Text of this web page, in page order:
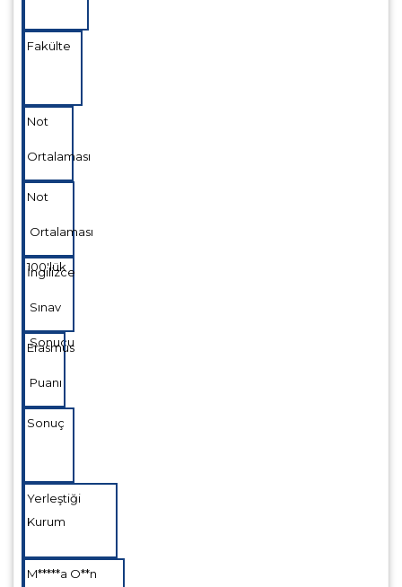
Fakülte
Not
Ortalaması
Not
Ortalaması
100'lük
İngilizce
Sınav
Sonucu
Erasmus
Puanı
Sonuç
Yerleştiği
Kurum
M*****a O**n